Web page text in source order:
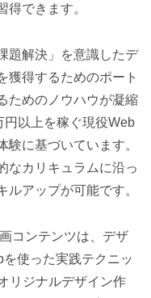
得できます。
題解決」を意識したデ
獲得するためのポート
ためのノウハウが凝縮
円以上を稼ぐ現役Web
に基づいています。
なカリキュラムに沿っ
アップが可能です。
コンテンツは、デザ
使った実践テクニッ
リジナルデザイン作